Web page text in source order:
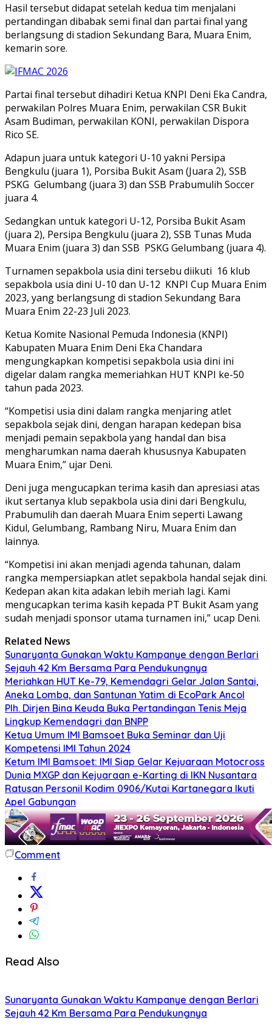
Hasil tersebut didapat setelah kedua tim menjalani
pertandingan dibabak semi final dan partai final yang
berlangsung di stadion Sekundang Bara, Muara Enim,
kemarin sore.
Partai final tersebut dihadiri Ketua KNPI Deni Eka Candra,
perwakilan Polres Muara Enim, perwakilan CSR Bukit
Asam Budiman, perwakilan KONI, perwakilan Dispora
Rico SE.
Adapun juara untuk kategori U-10 yakni Persipa
Bengkulu (juara 1), Porsiba Bukit Asam (Juara 2), SSB
PSKG Gelumbang (juara 3) dan SSB Prabumulih Soccer
juara 4.
Sedangkan untuk kategori U-12, Porsiba Bukit Asam
(juara 2), Persipa Bengkulu (juara 2), SSB Tunas Muda
Muara Enim (juara 3) dan SSB PSKG Gelumbang (juara 4).
Turnamen sepakbola usia dini tersebu diikuti 16 klub
sepakbola usia dini U-10 dan U-12 KNPI Cup Muara Enim
2023, yang berlangsung di stadion Sekundang Bara
Muara Enim 22-23 Juli 2023.
Ketua Komite Nasional Pemuda Indonesia (KNPI)
Kabupaten Muara Enim Deni Eka Chandara
mengungkapkan kompetisi sepakbola usia dini ini
digelar dalam rangka memeriahkan HUT KNPI ke-50
tahun pada 2023.
“Kompetisi usia dini dalam rangka menjaring atlet
sepakbola sejak dini, dengan harapan kedepan bisa
menjadi pemain sepakbola yang handal dan bisa
mengharumkan nama daerah khususnya Kabupaten
Muara Enim,” ujar Deni.
Deni juga mengucapkan terima kasih dan apresiasi atas
ikut sertanya klub sepakbola usia dini dari Bengkulu,
Prabumulih dan daerah Muara Enim seperti Lawang
Kidul, Gelumbang, Rambang Niru, Muara Enim dan
lainnya.
“Kompetisi ini akan menjadi agenda tahunan, dalam
rangka mempersiapkan atlet sepakbola handal sejak dini.
Kedepan akan kita adakan lebih meriah lagi. Kami
mengucapkan terima kasih kepada PT Bukit Asam yang
sudah menjadi sponsor utama turnamen ini,” ucap Deni.
Related News
Sunaryanta Gunakan Waktu Kampanye dengan Berlari
Sejauh 42 Km Bersama Para Pendukungnya
Meriahkan HUT Ke-79, Kemendagri Gelar Jalan Santai,
Aneka Lomba, dan Santunan Yatim di EcoPark Ancol
Plh. Dirjen Bina Keuda Buka Pertandingan Tenis Meja
Lingkup Kemendagri dan BNPP
Ketua Umum IMI Bamsoet Buka Seminar dan Uji
Kompetensi IMI Tahun 2024
Ketum IMI Bamsoet: IMI Siap Gelar Kejuaraan Motocross
Dunia MXGP dan Kejuaraan e-Karting di IKN Nusantara
Ratusan Personil Kodim 0906/Kutai Kartanegara Ikuti
Apel Gabungan
Comment
Read Also
Sunaryanta Gunakan Waktu Kampanye dengan Berlari
Sejauh 42 Km Bersama Para Pendukungnya